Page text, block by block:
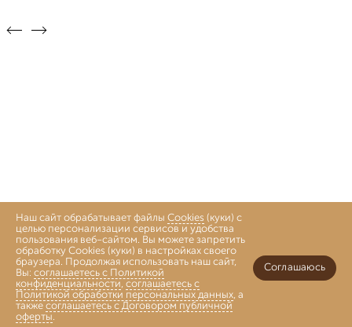
Главная
Наш сайт обрабатывает файлы Cookies (куки) с
целью персонализации сервисов и удобства
пользования веб-сайтом. Вы можете запретить
обработку Cookies (куки) в настройках своего
браузера. Продолжая использовать наш сайт,
Вы: соглашаетесь с Политикой
конфиденциальности, соглашаетесь с
Политикой обработки персональных данных, а
также соглашаетесь с Договором публичной
оферты.
Соглашаюсь